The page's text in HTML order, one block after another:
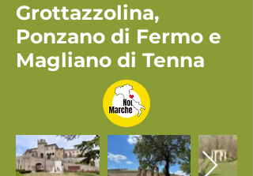
Grottazzolina,
Ponzano di Fermo e
Magliano di Tenna